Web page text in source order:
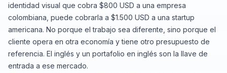
identidad visual que cobra $800 USD a una empresa
colombiana, puede cobrarla a $1.500 USD a una startup
americana. No porque el trabajo sea diferente, sino porque el
cliente opera en otra economía y tiene otro presupuesto de
referencia. El inglés y un portafolio en inglés son la llave de
entrada a ese mercado.